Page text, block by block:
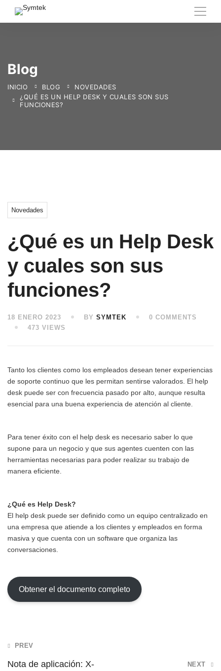
Blog
INICIO BLOG
NOVEDADES
¿QUÉ ES UN HELP DESK Y CUALES SON SUS
FUNCIONES?
Novedades
¿Qué es un Help Desk
y cuales son sus
funciones?
18 ENERO 2023 BY SYMTEK
0 COMMENTS
473 VIEWS
Tanto los clientes como los empleados desean tener experiencias
de soporte continuo que les permitan sentirse valorados. El help
desk puede ser con frecuencia pasado por alto, aunque resulta
esencial para una buena experiencia de atención al cliente.
Para tener éxito con el help desk es necesario saber lo que
supone para un negocio y que sus agentes cuenten con las
herramientas necesarias para poder realizar su trabajo de
manera eficiente.
¿Qué es Help Desk?
El help desk puede ser definido como un equipo centralizado en
una empresa que atiende a los clientes y empleados en forma
masiva y que cuenta con un software que organiza las
conversaciones.
Obtener el documento completo
Post
navigation
PREV
Nota de aplicación: X-
NEXT